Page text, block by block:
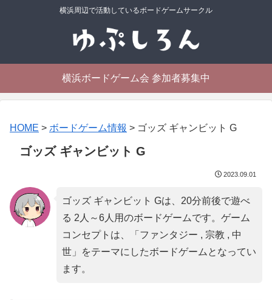
横浜周辺で活動しているボードゲームサークル
横浜ボードゲーム会 参加者募集中
HOME > ボードゲーム情報 > ゴッズ ギャンビット G
ゴッズ ギャンビット G
2023.09.01
ゴッズ ギャンビット Gは、20分前後で遊べ
る 2人～6人用のボードゲームです。ゲーム
コンセプトは、「 ファンタジー , 宗教 , 中
世」をテーマにしたボードゲームとなってい
ます。